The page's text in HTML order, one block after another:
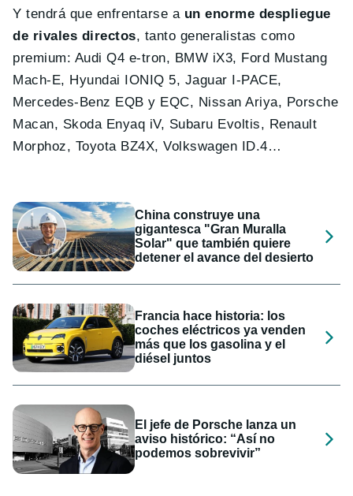
Y tendrá que enfrentarse a un enorme despliegue
de rivales directos, tanto generalistas como
premium: Audi Q4 e-tron, BMW iX3, Ford Mustang
Mach-E, Hyundai IONIQ 5, Jaguar I-PACE,
Mercedes-Benz EQB y EQC, Nissan Ariya, Porsche
Macan, Skoda Enyaq iV, Subaru Evoltis, Renault
Morphoz, Toyota BZ4X, Volkswagen ID.4…
China construye una
gigantesca "Gran Muralla
Solar" que también quiere
detener el avance del desierto
Francia hace historia: los
coches eléctricos ya venden
más que los gasolina y el
diésel juntos
El jefe de Porsche lanza un
aviso histórico: “Así no
podemos sobrevivir”